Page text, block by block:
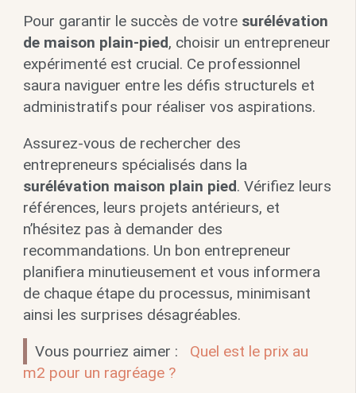
Pour garantir le succès de votre surélévation
de maison plain-pied, choisir un entrepreneur
expérimenté est crucial. Ce professionnel
saura naviguer entre les défis structurels et
administratifs pour réaliser vos aspirations.
Assurez-vous de rechercher des
entrepreneurs spécialisés dans la
surélévation maison plain pied. Vérifiez leurs
références, leurs projets antérieurs, et
n’hésitez pas à demander des
recommandations. Un bon entrepreneur
planifiera minutieusement et vous informera
de chaque étape du processus, minimisant
ainsi les surprises désagréables.
Vous pourriez aimer :
Quel est le prix au
m2 pour un ragréage ?